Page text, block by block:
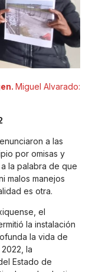
Miguel Alvarado:
a las
por omisas y
la palabra de que
malos manejos
es otra.
el
la instalación
la vida de
la
Estado de